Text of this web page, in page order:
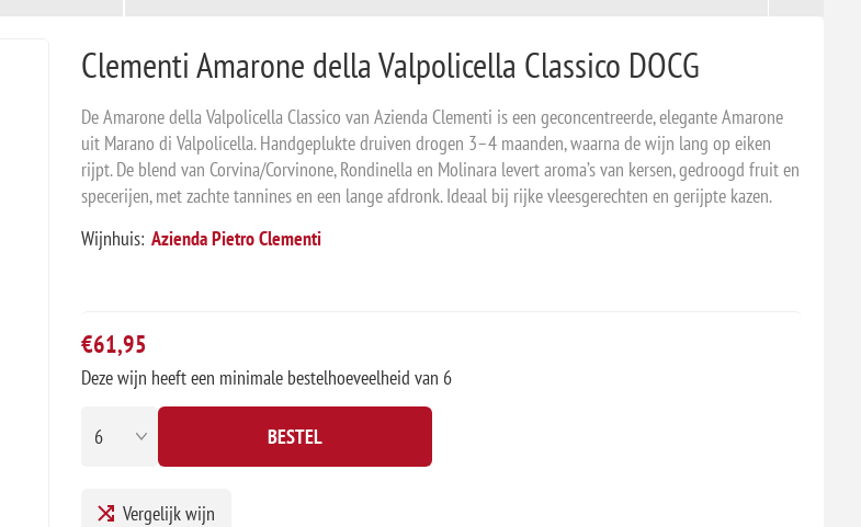
Clementi Amarone della Valpolicella Classico DOCG
De Amarone della Valpolicella Classico van Azienda Clementi is een geconcentreerde, elegante Amarone
uit Marano di Valpolicella. Handgeplukte druiven drogen 3–4 maanden, waarna de wijn lang op eiken
rijpt. De blend van Corvina/Corvinone, Rondinella en Molinara levert aroma’s van kersen, gedroogd fruit en
specerijen, met zachte tannines en een lange afdronk. Ideaal bij rijke vleesgerechten en gerijpte kazen.
Wijnhuis: Azienda Pietro Clementi
€61,95
Deze wijn heeft een minimale bestelhoeveelheid van 6
BESTEL
Vergelijk wijn